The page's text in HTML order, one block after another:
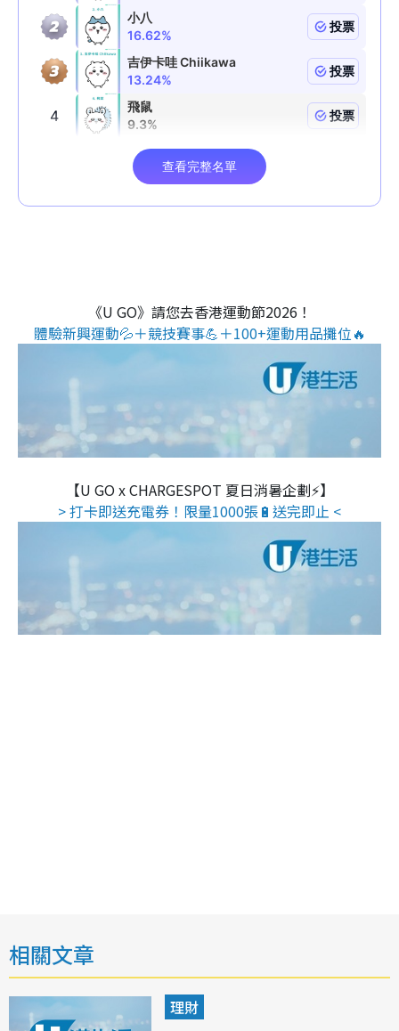
《U GO》請您去香港運動節2026！
體驗新興運動💦＋競技賽事💪＋100+運動用品攤位🔥
【U GO x CHARGESPOT 夏日消暑企劃⚡】
> 打卡即送充電券！限量1000張🔋送完即止 <
相關文章
理財